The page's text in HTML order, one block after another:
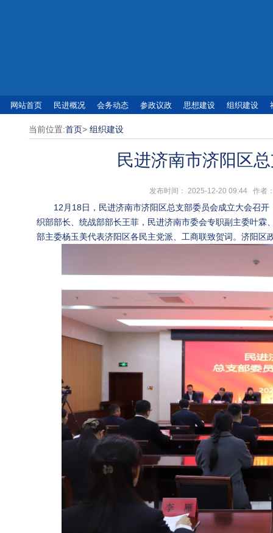
网站首页 民进概况 会务动态 参政议政 思想建设 组织建设
当前位置:首页>组织建设
民进济南市济阳区
发布时间： 2025-12-20 09:44 作者
12月18日，民进济南市济阳区总支部委员会成立大会召
织部部长、统战部部长王菲，民进济南市委会专职副主委叶
部主委杨玉美代表济阳区各民主党派、工商联致贺词。济阳